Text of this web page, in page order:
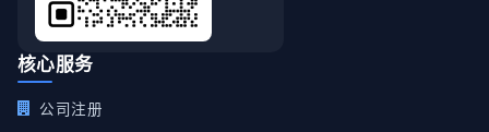
核心服务
公司注册